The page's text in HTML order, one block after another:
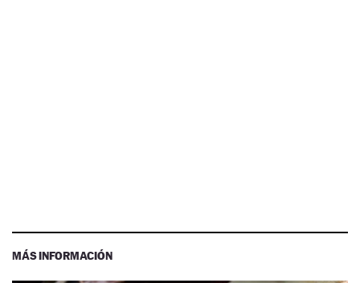
MÁS INFORMACIÓN